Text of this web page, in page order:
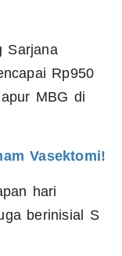
Sarjana
Rp950
MBG di
Vasektomi!
hari
berinisial S